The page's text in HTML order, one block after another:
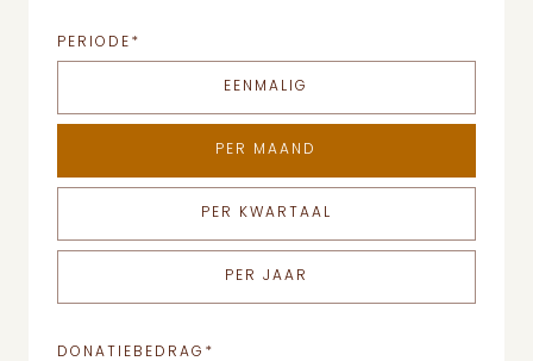
PERIODE *
EENMALIG
PER MAAND
PER KWARTAAL
PER JAAR
DONATIEBEDRAG *